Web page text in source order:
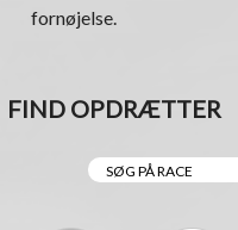
fornøjelse.
FIND OPDRÆTTER